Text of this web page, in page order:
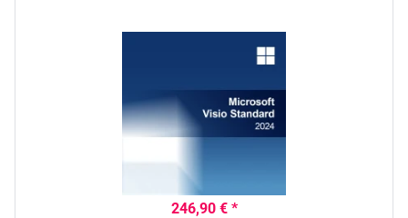
246,90 € *